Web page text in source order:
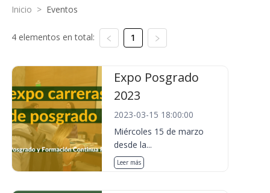
Inicio > Eventos
4 elementos en total: 1
Expo Posgrado
2023
2023-03-15 18:00:00
Miércoles 15 de marzo
desde la...
Leer más